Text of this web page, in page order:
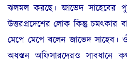
ঝলমল করছে। জাভেদ সাহেবের
উত্তরপ্রদেশের লোক কিন্তু চমৎকার
মেপে মেপে বলেন জাভেদ সাহেব।
অধস্তন অফিসারদেরও সাবধানে